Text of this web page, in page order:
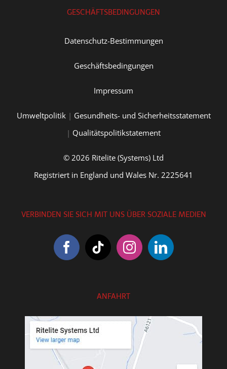
GESCHÄFTSBEDINGUNGEN
Datenschutz-Bestimmungen
Geschäftsbedingungen
Impressum
Umweltpolitik| Gesundheits- und Sicherheitsstatement
| Qualitätspolitikstatement
© 2026 Ritelite (Systems) Ltd
Registriert in England und Wales Nr. 2225641
VERBINDEN SIE SICH MIT UNS ÜBER SOZIALE MEDIEN
ANFAHRT